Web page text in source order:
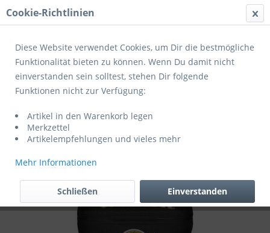
Menü
Übersicht Spezialbälle
MINI BLACK
Cookie-Richtlinien
Diese Website verwendet Cookies, um Dir die bestmögliche
Funktionalität bieten zu können. Wenn Du damit nicht
einverstanden sein solltest, stehen Dir folgende
Funktionen nicht zur Verfügung:
Artikel in den Warenkorb legen
Merkzettel
Artikelempfehlungen und vieles mehr
Mehr Informationen
Einverstanden
Schließen